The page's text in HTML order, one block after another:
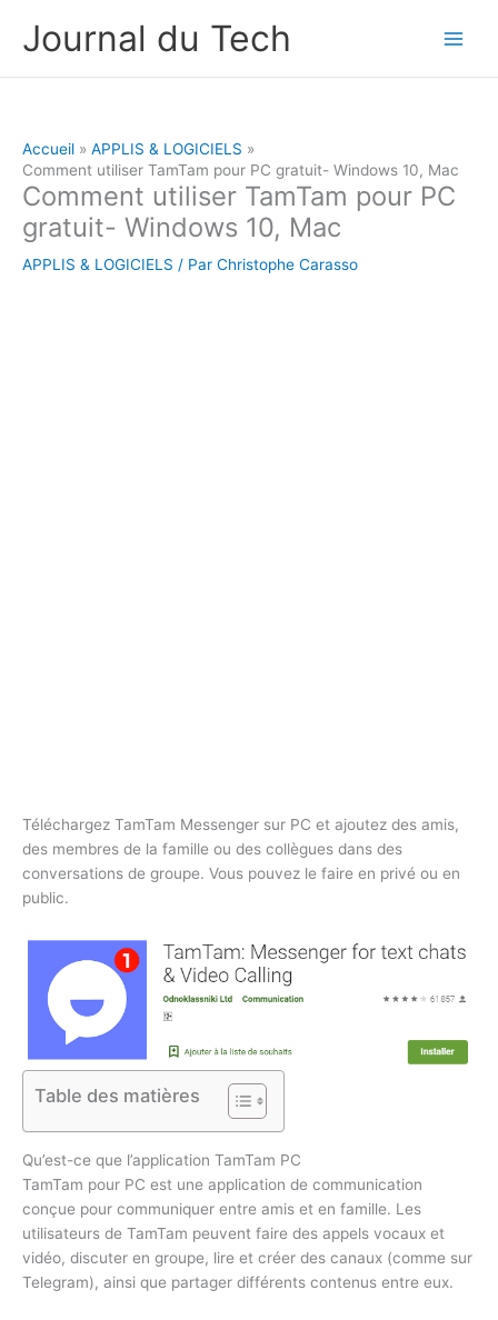
Journal du Tech
Accueil
APPLIS & LOGICIELS
Comment utiliser TamTam pour PC gratuit- Windows 10, Mac
Comment utiliser TamTam pour PC
gratuit- Windows 10, Mac
APPLIS & LOGICIELS / Par Christophe Carasso
Téléchargez TamTam Messenger sur PC et ajoutez des amis,
des membres de la famille ou des collègues dans des
conversations de groupe. Vous pouvez le faire en privé ou en
public.
Table des matières
Qu’est-ce que l’application TamTam PC
TamTam pour PC est une application de communication
conçue pour communiquer entre amis et en famille. Les
utilisateurs de TamTam peuvent faire des appels vocaux et
vidéo, discuter en groupe, lire et créer des canaux (comme sur
Telegram), ainsi que partager différents contenus entre eux.